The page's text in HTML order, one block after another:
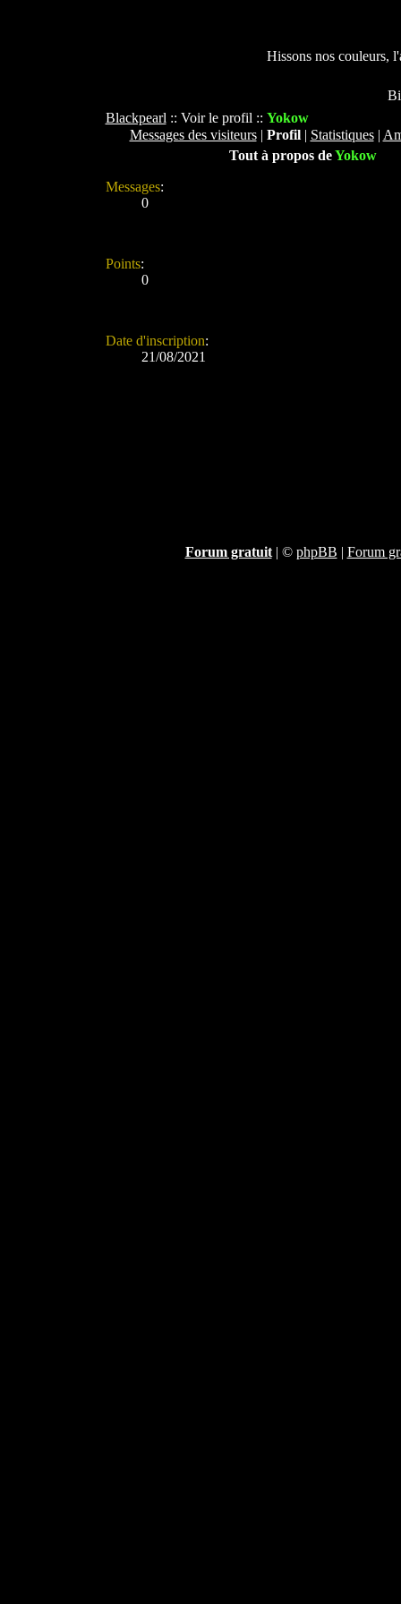
Hissons nos couleurs,
Blackpearl :: Voir le profil :: Yokow
Messages des visiteurs| Profil| Statistiques|
Tout à propos deYokow
Messages:
0
Points:
0
Date d'inscription:
21/08/2021
Forum gratuit| © phpBB | Forum